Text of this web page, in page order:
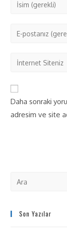
Daha sonraki
adresim ve site
Son Yazılar